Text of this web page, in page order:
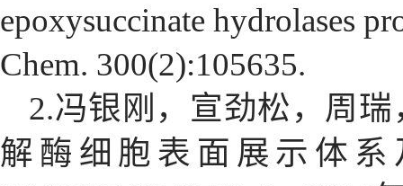
epoxysuccinate hydrolases
Chem. 300(2):105635.
2.冯银刚，宣劲松，周
解酶细胞表面展示体